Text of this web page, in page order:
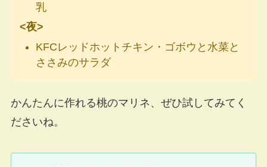
乳
<夜>
KFCレッドホットチキン・ゴボウと水菜と
ささみのサラダ
かんたんに作れる桃のマリネ、ぜひ試してみてく
ださいね。